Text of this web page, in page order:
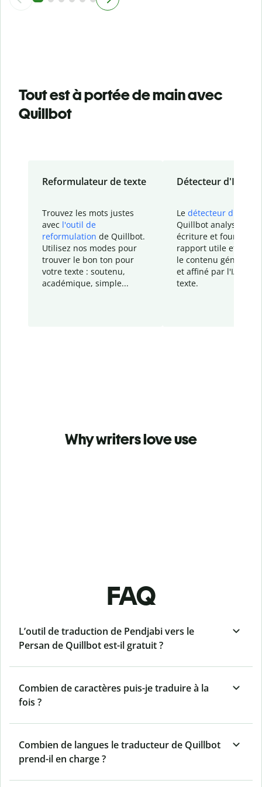
Tout est à portée de main avec
Quillbot
Reformulateur de texte
Trouvez les mots justes
avec l'outil de
reformulation de Quillbot.
Utilisez nos modes pour
trouver le bon ton pour
votre texte : soutenu,
académique, simple...
Détecteur d'IA
Le détecteur d'IA
Quillbot analyse votre
écriture et fournit un
rapport utile et
le contenu généré
et affiné par l'IA
texte.
Why writers love use
FAQ
L’outil de traduction de Pendjabi vers le
Persan de Quillbot est-il gratuit ?
Combien de caractères puis-je traduire à la
fois ?
Combien de langues le traducteur de Quillbot
prend-il en charge ?